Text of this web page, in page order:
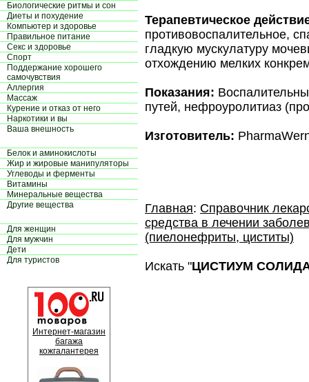
Биологические ритмы и сон
Диеты и похудение
Компьютер и здоровье
Правильное питание
Секс и здоровье
Спорт
Поддержание хорошего
самочувствия
Аллергия
Массаж
Курение и отказ от него
Наркотики и вы
Ваша внешность
Белок и аминокислоты
Жир и жировые манипуляторы
Углеводы и ферменты
Витамины
Минеральные вещества
Другие вещества
Для женщин
Для мужчин
Дети
Для туристов
Интернет-магазин
багажа
кожгалантерея
Терапевтическое
противовоспалительное,
гладкую мускулатуру
отхождению мелких
Показания:
путей, нефроуролитиаз
Изготовитель:
Главная: Справочник
средства в лечении
(пиелонефриты, циститы)
Искать "ЦИСТИУМ